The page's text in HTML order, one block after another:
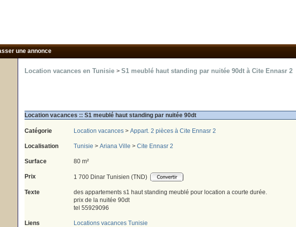
une annonce
Location vacances en Tunisie > S1 meublé haut standing par nuitée 90dt à Cite Ennasr 2
Location vacances :: S1 meublé haut standing par nuitée 90dt
Catégorie Location vacances> Appart. 2 pièces à Cite Ennasr 2
Localisation Tunisie > Ariana Ville > Cite Ennasr 2
Surface 80 m²
Prix 1 700 Dinar Tunisien (TND)
Texte
des appartements s1 haut standing meublé pour location a courte durée.
prix de la nuitée 90dt
tel 55929096
Liens
Locations vacances Tunisie